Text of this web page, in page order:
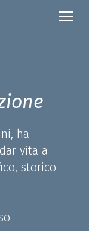
ha
vita a
storico